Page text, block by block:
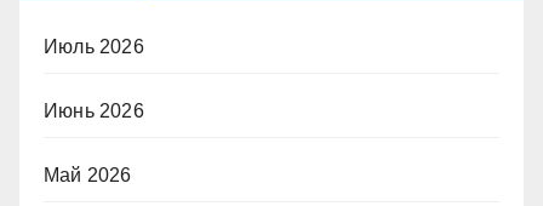
Июль 2026
Июнь 2026
Май 2026